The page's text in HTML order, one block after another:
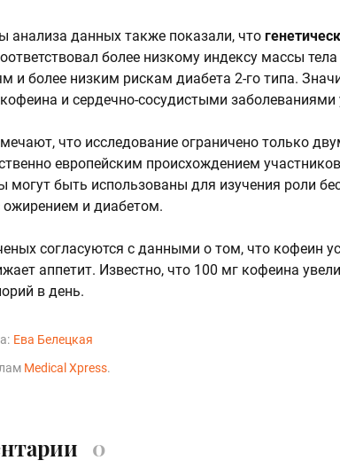
анализа данных также показали, что
более низкому индексу массы
и более низким рискам диабета 2-го типа.
и сердечно-сосудистыми
что исследование ограничено только
европейским происхождением
могут быть использованы для изучения роли
ожирением и диабетом.
согласуются с данными о том, что кофеин
аппетит. Известно, что 100 мг кофеина
в день.
Ева Белецкая
Medical Xpress.
0